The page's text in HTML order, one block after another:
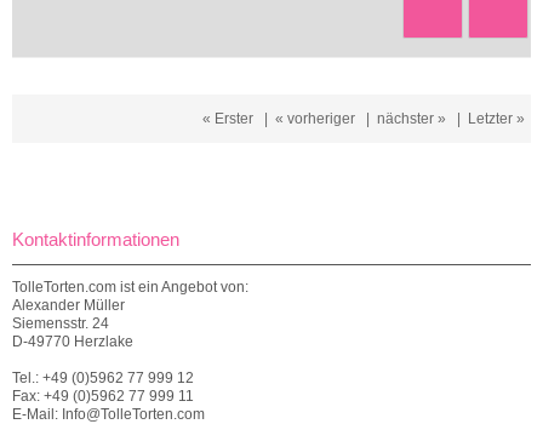
« Erster | « vorheriger | nächster » | Letzter »
Kontaktinformationen
TolleTorten.com ist ein Angebot von:
Alexander Müller
Siemensstr. 24
D-49770 Herzlake
Tel.: +49 (0)5962 77 999 12
Fax: +49 (0)5962 77 999 11
E-Mail: Info@TolleTorten.com